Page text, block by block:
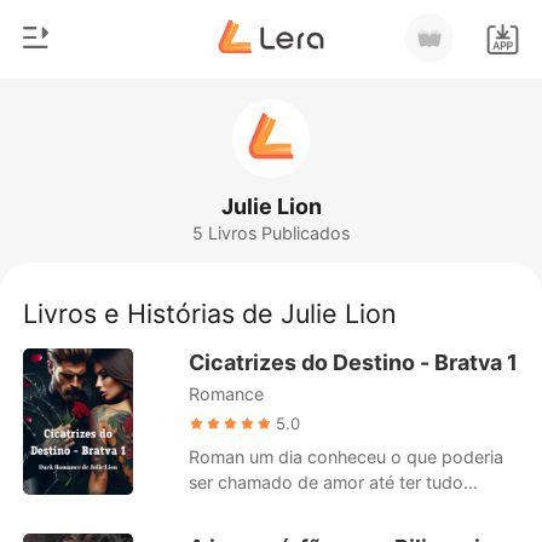
Baixar App
Lobisomem
Romance
Bilionários
Ranking
Julie Lion
5 Livros Publicados
Livros e Histórias de Julie Lion
Cicatrizes do Destino - Bratva 1
Romance
5.0
Roman um dia conheceu o que poderia
ser chamado de amor até ter tudo